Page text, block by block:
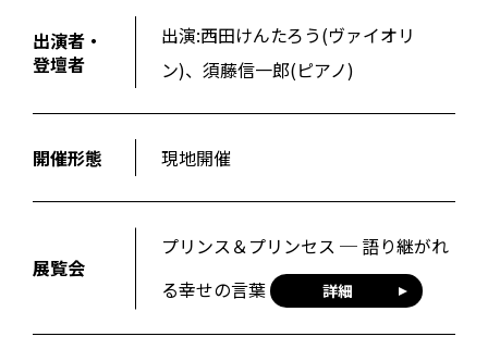
出演者・
登壇者
出演:西田けんたろう(ヴァイオリ
ン)、須藤信一郎(ピアノ)
開催形態 現地開催
展覧会
プリンス＆プリンセス ─ 語り継がれ
る幸せの言葉
詳細